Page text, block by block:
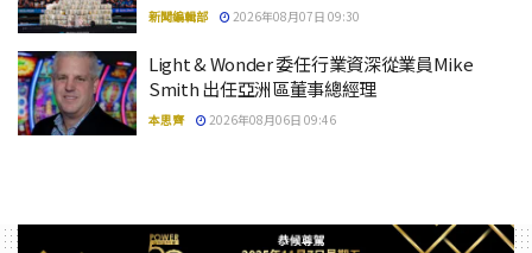
新聞編輯部 2026年08月07日 09:30
Light & Wonder 委任行業資深從業員Mike
Smith 出任亞洲區董事總經理
本思齊 2026年08月06日 09:46